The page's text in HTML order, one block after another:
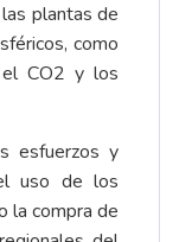
plantas de
como
el CO2 y los
esfuerzos y
uso de los
la compra de